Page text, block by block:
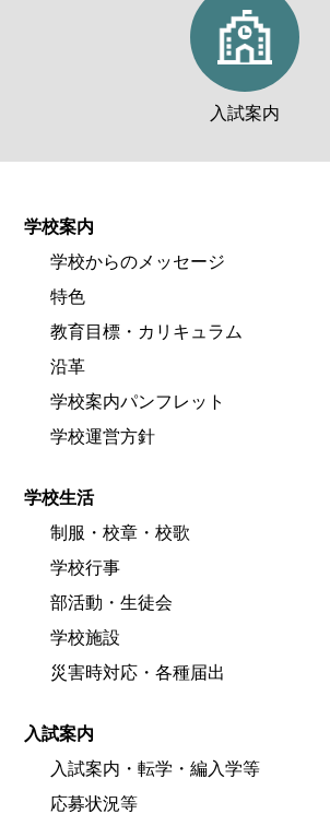
入試案内
学校案内
学校からのメッセージ
特色
教育目標・カリキュラム
沿革
学校案内パンフレット
学校運営方針
学校生活
制服・校章・校歌
学校行事
部活動・生徒会
学校施設
災害時対応・各種届出
入試案内
入試案内・転学・編入学等
応募状況等